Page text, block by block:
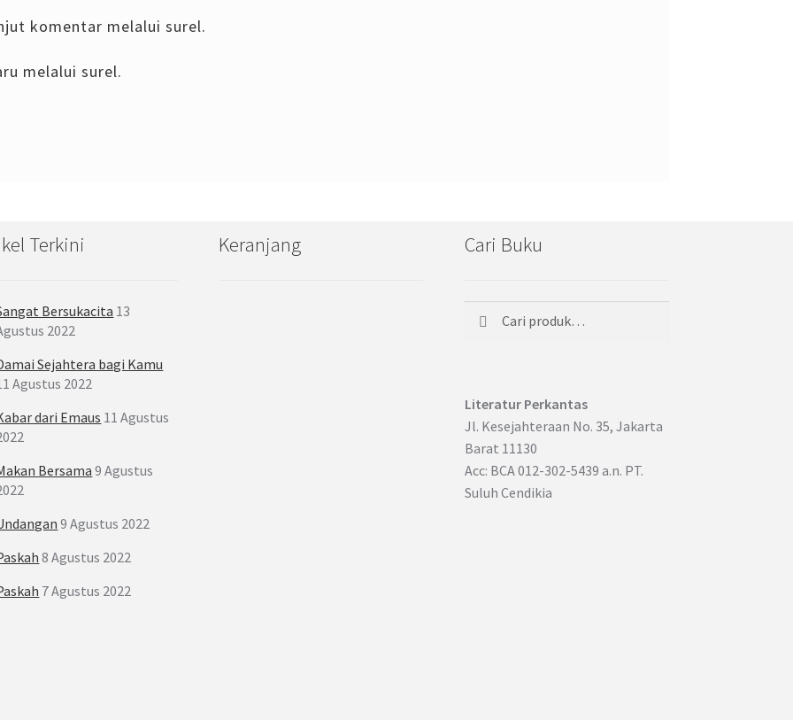
komentar melalui surel.
melalui surel.
Terkini
Bersukacita 13
2022
Sejahtera bagi Kamu
Agustus 2022
dari Emaus 11 Agustus
Bersama 9 Agustus
9 Agustus 2022
8 Agustus 2022
7 Agustus 2022
Keranjang Cari Buku
Pencarian
Literatur Perkantas
Jl. Kesejahteraan No. 35, Jakarta
Barat 11130
Acc: BCA 012-302-5439 a.n. PT.
Suluh Cendikia